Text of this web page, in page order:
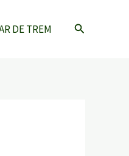
DE TREM Pesquisar